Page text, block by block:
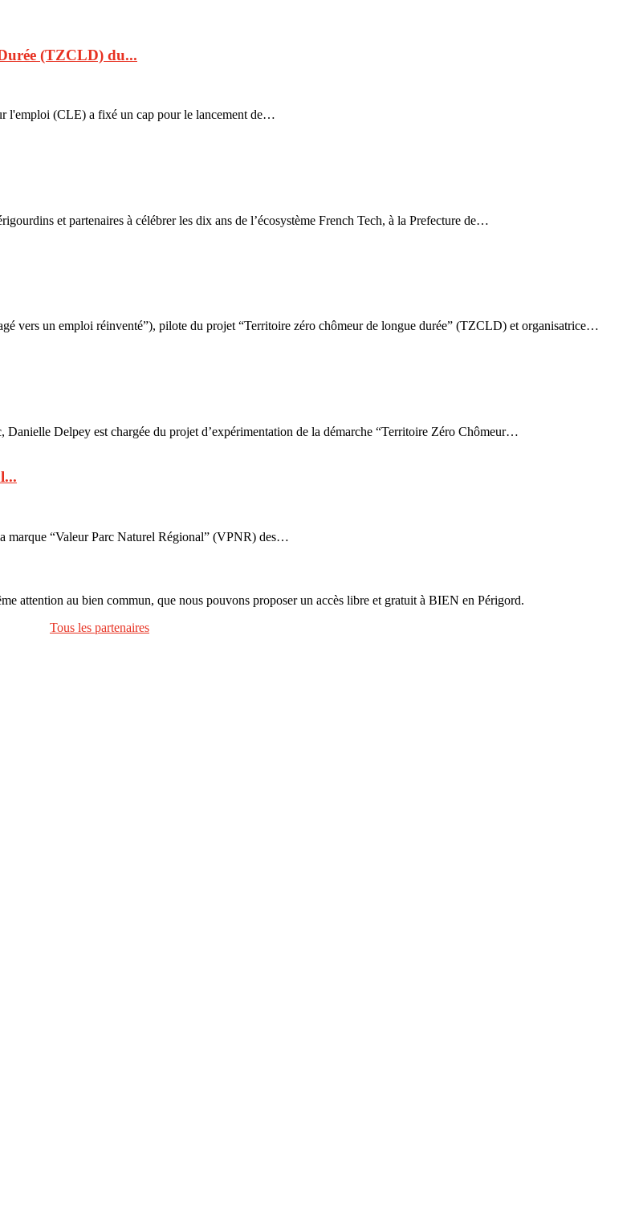
(TZCLD) du...
l'emploi (CLE) a fixé un cap pour le lancement de…
et partenaires à célébrer les dix ans de l’écosystème French Tech, à la Prefecture de…
vers un emploi réinventé”), pilote du projet “Territoire zéro chômeur de longue durée” (TZCLD) et organisatrice…
Delpey est chargée du projet d’expérimentation de la démarche “Territoire Zéro Chômeur…
marque “Valeur Parc Naturel Régional” (VPNR) des…
attention au bien commun, que nous pouvons proposer un accès libre et gratuit à BIEN en Périgord.
Tous les partenaires